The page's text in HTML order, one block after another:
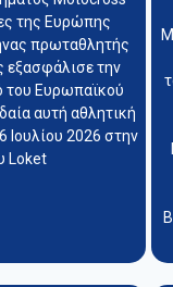
της Ευρώπης
πρωταθλητής
την
του Ευρωπαϊκού
αυτή αθλητική
Ιουλίου 2026 στην
Loket